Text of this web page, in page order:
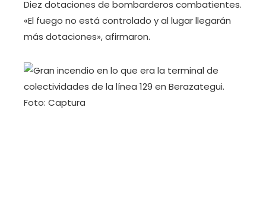
Diez dotaciones de bombarderos combatientes.
«El fuego no está controlado y al lugar llegarán
más dotaciones», afirmaron.